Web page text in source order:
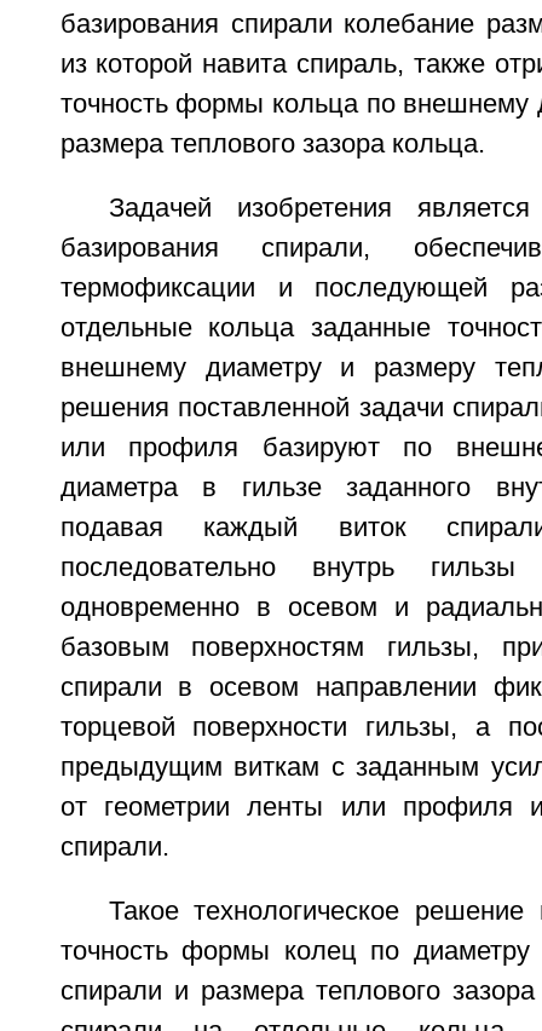
базирования спирали колебание
из которой навита спираль, также
точность формы кольца по внешнему
размера теплового зазора кольца.
Задачей изобретения
базирования спирали,
термофиксации и последующей
отдельные кольца заданные
внешнему диаметру и размеру
решения поставленной задачи
или профиля базируют по
диаметра в гильзе заданного
подавая каждый виток
последовательно внутрь
одновременно в осевом и
базовым поверхностям гильзы,
спирали в осевом направлении
торцевой поверхности гильзы, а
предыдущим виткам с заданным
от геометрии ленты или профиля
спирали.
Такое технологическое решение
точность формы колец по диаметру
спирали и размера теплового